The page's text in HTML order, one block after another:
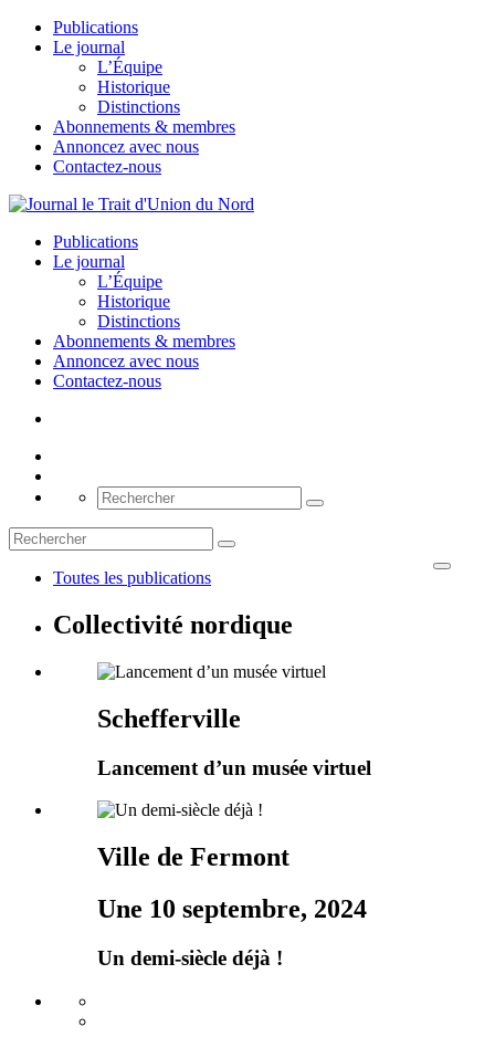
Publications
Le journal
L’Équipe
Historique
Distinctions
Abonnements & membres
Annoncez avec nous
Contactez-nous
Publications
Le journal
L’Équipe
Historique
Distinctions
Abonnements & membres
Annoncez avec nous
Contactez-nous
Toutes les publications
Collectivité nordique
Schefferville
Lancement d’un musée virtuel
Ville de Fermont
Une 10 septembre, 2024
Un demi-siècle déjà !